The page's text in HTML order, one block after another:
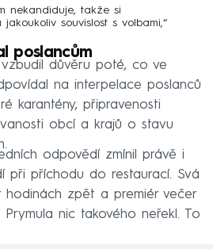
nekandiduje, takže si
souvislost s volbami,“
poslancům
vzbudil důvěru poté, co ve
na interpelace poslanců
karantény, připravenosti
obcí a krajů o stavu
odpovědí zmínil právě i
při příchodu do restaurací. Svá
zpět a premiér večer
nic takového neřekl. To